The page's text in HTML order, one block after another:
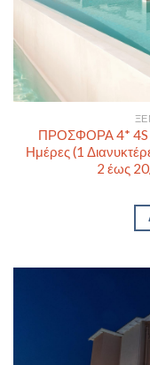
ΠΡΟΣΦΟΡΑ 4* 4S
Ημέρες (1
2 έως